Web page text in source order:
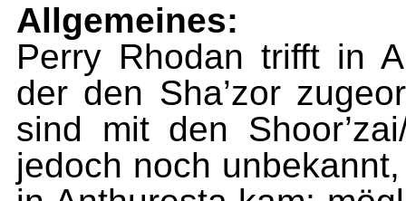
Allgemeines:
Perry Rhodan trifft in
der den Sha’zor
sind mit den
jedoch noch